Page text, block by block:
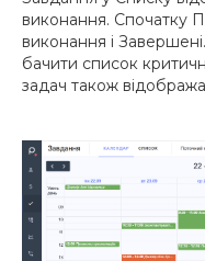
виконання. Спочатку
виконання і
бачити список
задач також